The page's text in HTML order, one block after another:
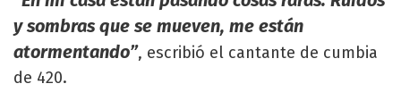
y sombras que se mueven, me están
atormentando”, escribió el cantante de cumbia
de 420.